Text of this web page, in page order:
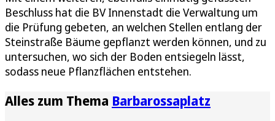
Beschluss hat die BV Innenstadt die Verwaltung um
die Prüfung gebeten, an welchen Stellen entlang der
Steinstraße Bäume gepflanzt werden können, und zu
untersuchen, wo sich der Boden entsiegeln lässt,
sodass neue Pflanzflächen entstehen.
Alles zum Thema Barbarossaplatz